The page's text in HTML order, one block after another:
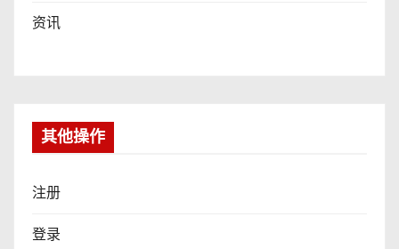
资讯
其他操作
注册
登录